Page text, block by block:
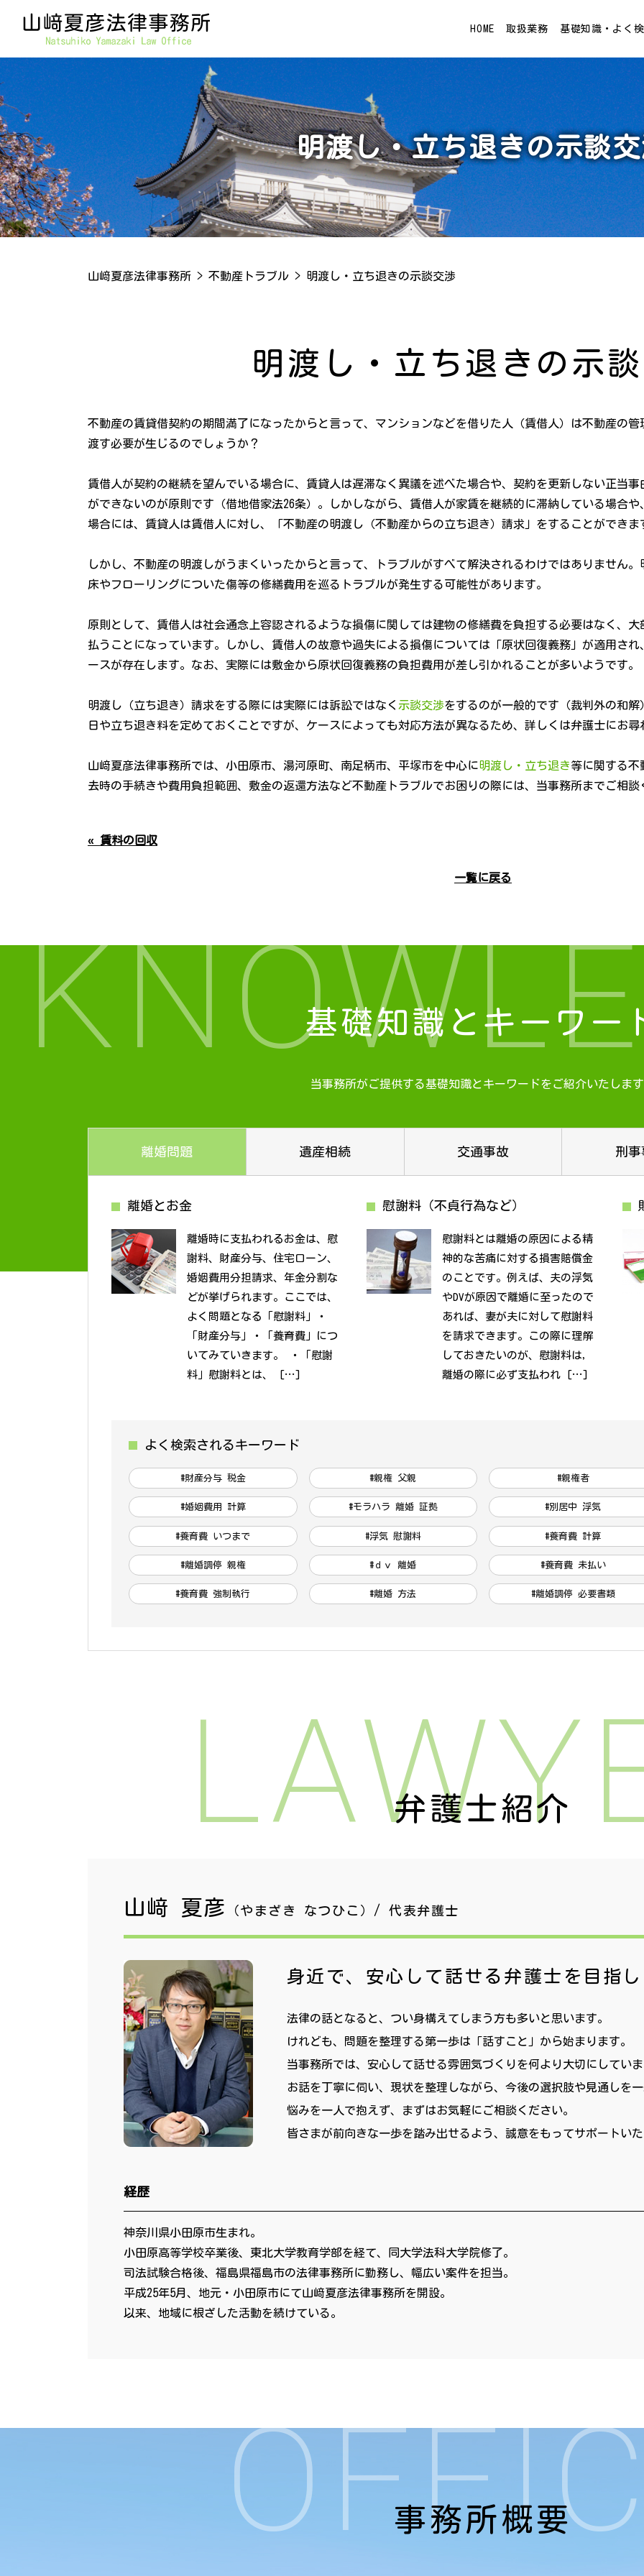
HOME 取扱業務 基礎知識・よく
明渡し・立ち退きの示談
山﨑夏彦法律事務所 > 不動産トラブル > 明渡し・立ち退きの示談交渉
明渡し・立ち退きの示
不動産の賃貸借契約の期間満了になったからと言って、マンションなどを借りた人（賃借人）は不動産の
渡す必要が生じるのでしょうか？
賃借人が契約の継続を望んでいる場合に、賃貸人は遅滞なく異議を述べた場合や、契約を更新しない正当
ができないのが原則です（借地借家法26条）。しかしながら、賃借人が家賃を継続的に滞納している場合
場合には、賃貸人は賃借人に対し、「不動産の明渡し（不動産からの立ち退き）請求」をすることができま
しかし、不動産の明渡しがうまくいったからと言って、トラブルがすべて解決されるわけではありません
床やフローリングについた傷等の修繕費用を巡るトラブルが発生する可能性があります。
原則として、賃借人は社会通念上容認されるような損傷に関しては建物の修繕費を負担する必要はなく、
払うことになっています。しかし、賃借人の故意や過失による損傷については「原状回復義務」が適用さ
ースが存在します。なお、実際には敷金から原状回復義務の負担費用が差し引かれることが多いようです。
明渡し（立ち退き）請求をする際には実際には訴訟ではなく 示談交渉をするのが一般的です（裁判外の和
日や立ち退き料を定めておくことですが、ケースによっても対応方法が異なるため、詳しくは弁護士にお尋
山﨑夏彦法律事務所では、小田原市、湯河原町、南足柄市、平塚市を中心に明渡し・立ち退き等に関する不
去時の手続きや費用負担範囲、敷金の返還方法など不動産トラブルでお困りの際には、当事務所までご相談
« 賃料の回収
一覧に戻る
基礎知識とキーワー
当事務所がご提供する基礎知識とキーワードをご紹介いたしま
離婚問題 遺産相続 交通事故 刑事
離婚とお金
離婚時に支払われるお金は、慰
謝料、財産分与、住宅ローン、
婚姻費用分担請求、年金分割な
どが挙げられます。ここでは、
よく問題となる「慰謝料」・
「財産分与」・「養育費」につ
いてみていきます。 ・「慰謝
料」慰謝料とは、 […]
慰謝料（不貞行為など）
慰謝料とは離婚の原因による精
神的な苦痛に対する損害賠償金
のことです。例えば、夫の浮気
やDVが原因で離婚に至ったので
あれば、妻が夫に対して慰謝料
を請求できます。この際に理解
しておきたいのが、慰謝料は，
離婚の際に必ず支払われ […]
よく検索されるキーワード
#財産分与 税金 #親権 父親 #親権者
#婚姻費用 計算 #モラハラ 離婚 証拠 #別居中 浮気
#養育費 いつまで #浮気 慰謝料 #養育費 計算
#離婚調停 親権 #ｄｖ 離婚 #養育費 未払い
#養育費 強制執行 #離婚 方法 #離婚調停 必要書類
弁護士紹介
山﨑 夏彦 （やまざき なつひこ）/ 代表弁護士
身近で、安心して話せる 弁護士を目指
法律の話となると、つい身構えてしまう方も多いと思います。
けれども、問題を整理する第一歩は「話すこと」から始まります。
当事務所では、安心して話せる雰囲気づくりを何より大切にしてい
お話を丁寧に伺い、現状を整理しながら、今後の選択肢や見通しを
悩みを一人で抱えず、まずはお気軽にご相談ください。
皆さまが前向きな一歩を踏み出せるよう、誠意をもってサポートい
経歴
神奈川県小田原市生まれ。
小田原高等学校卒業後、東北大学教育学部を経て、同大学法科大学院修了。
司法試験合格後、福島県福島市の法律事務所に勤務し、幅広い案件を担当。
平成25年5月、地元・小田原市にて山﨑夏彦法律事務所を開設。
以来、地域に根ざした活動を続けている。
事務所概要